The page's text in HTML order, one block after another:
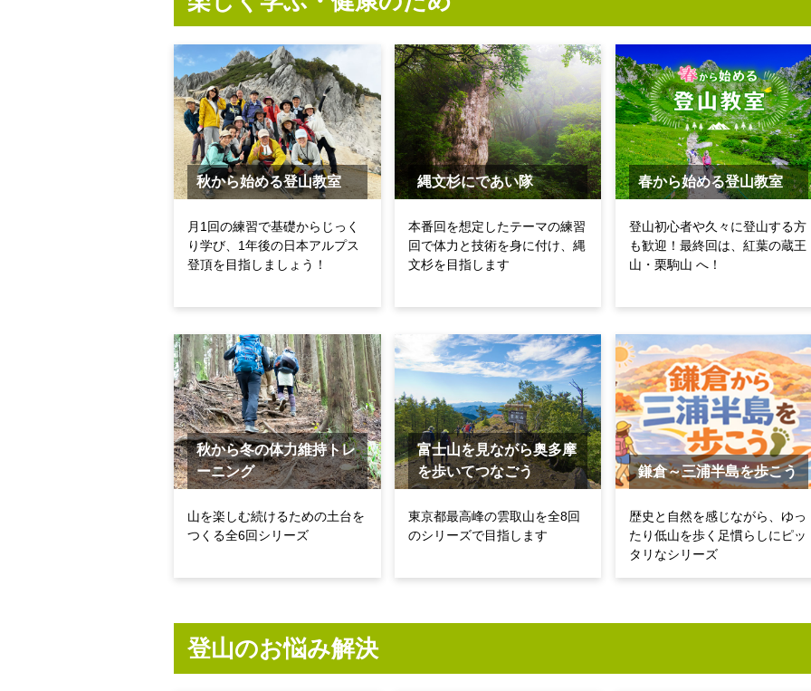
秋から始める登山教室
月1回の練習で基礎からじっく
り学び、1年後の日本アルプス
登頂を目指しましょう！
縄文杉にであい隊
本番回を想定したテーマの練習
回で体力と技術を身に付け、縄
文杉を目指します
春から始める登山教室
登山初心者や久々に登山する方
も歓迎！最終回は、紅葉の蔵王
山・栗駒山 へ！
秋から冬の体力維持トレ
ーニング
山を楽しむ続けるための土台を
つくる全6回シリーズ
富士山を見ながら奥多摩
を歩いてつなごう
東京都最高峰の雲取山を全8回
のシリーズで目指します
鎌倉～三浦半島を歩こう
歴史と自然を感じながら、ゆっ
たり低山を歩く足慣らしにピッ
タリなシリーズ
登山のお悩み解決